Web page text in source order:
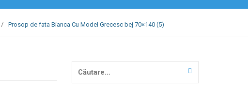
/ Prosop de fata Bianca Cu Model Grecesc bej 70×140 (5)